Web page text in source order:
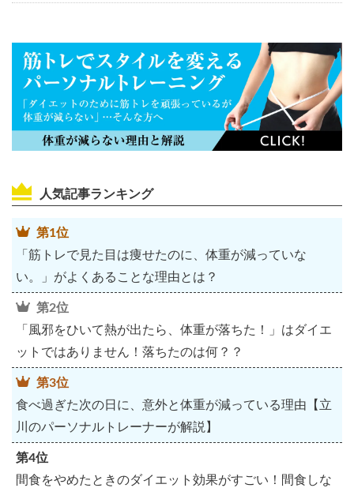
人気記事ランキング
第1位
「筋トレで見た目は痩せたのに、体重が減っていな
い。」がよくあることな理由とは？
第2位
「風邪をひいて熱が出たら、体重が落ちた！」はダイエ
ットではありません！落ちたのは何？？
第3位
食べ過ぎた次の日に、意外と体重が減っている理由【立
川のパーソナルトレーナーが解説】
第4位
間食をやめたときのダイエット効果がすごい！間食しな